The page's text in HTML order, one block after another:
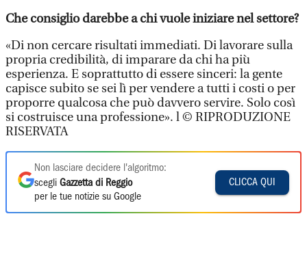
Che consiglio darebbe a chi vuole iniziare nel settore?
«Di non cercare risultati immediati. Di lavorare sulla
propria credibilità, di imparare da chi ha più
esperienza. E soprattutto di essere sinceri: la gente
capisce subito se sei lì per vendere a tutti i costi o per
proporre qualcosa che può davvero servire. Solo così
si costruisce una professione». l © RIPRODUZIONE
RISERVATA
Non lasciare decidere l'algoritmo:
scegli Gazzetta di Reggio
per le tue notizie su Google
CLICCA QUI